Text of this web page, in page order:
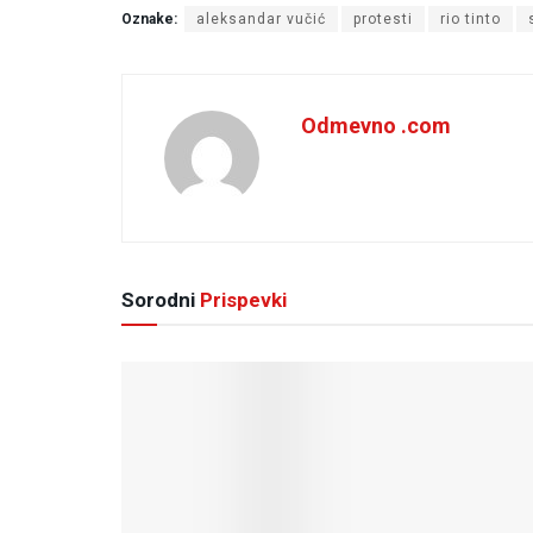
Oznake: aleksandar vučić protesti rio tinto
Odmevno .com
Sorodni Prispevki